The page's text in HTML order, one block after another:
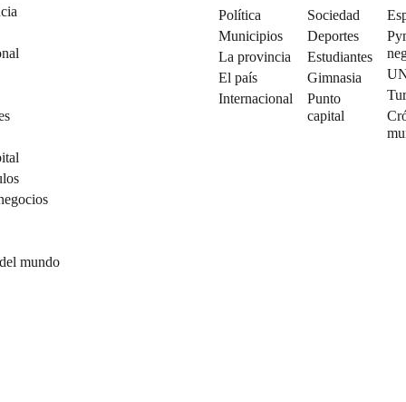
mundo
Política
Municipios
La provincia
El país
Internacional
Sociedad
Deportes
Estudiantes
Gimnasia
Punto
capital